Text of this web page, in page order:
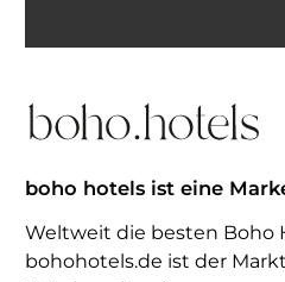
boho hotels ist eine
Weltweit die besten Boho
bohohotels.de ist der